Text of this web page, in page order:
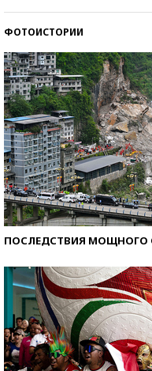
ФОТОИСТОРИИ
ПОСЛЕДСТВИЯ МОЩНОГО